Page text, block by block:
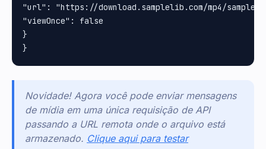
"url": "https://download.samplelib.com/mp4/sample-
"viewOnce": false
}
Novidade! Agora você pode enviar mensagens
de mídia em uma única requisição de API
passando a URL remota onde o arquivo está
armazenado. Clique aqui para testar